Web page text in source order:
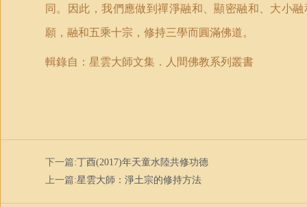
同。因此，我們應做到禪淨融和、顯密融和、大小
願，融和五乘十宗，修持三學而圓滿佛道。
輯錄自： 星雲大師文集． 人間佛教系列叢書
下一篇:丁酉(2017)年天童水陸共修功德
上一篇:星雲大師：淨土宗的修持方法